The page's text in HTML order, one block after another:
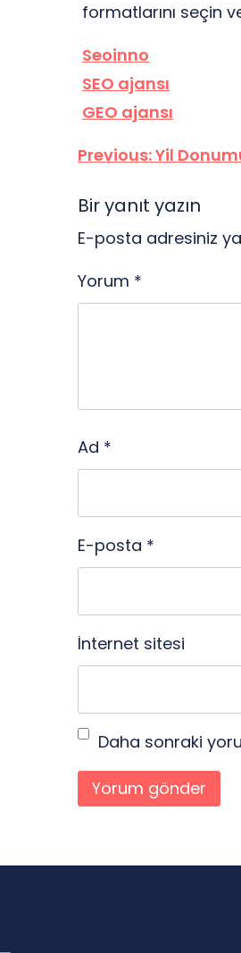
formatlarını seçin
Seoinno
SEO ajansı
GEO ajansı
Yazı
Previous:Yil
Bir yanıt yazın
E-posta adresiniz
Yorum *
Ad *
E-posta *
İnternet sitesi
Daha sonraki